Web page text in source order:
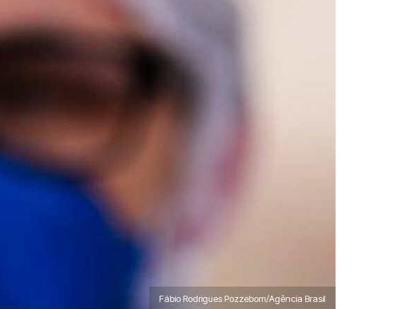
Fábio Rodrigues Pozzebom/Agência Brasil